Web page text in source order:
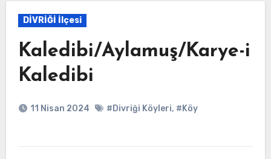
DİVRİĞİ İlçesi
Kaledibi/Aylamuş/Karye-i
Kaledibi
11 Nisan 2024 #Divriği Köyleri, #Köy